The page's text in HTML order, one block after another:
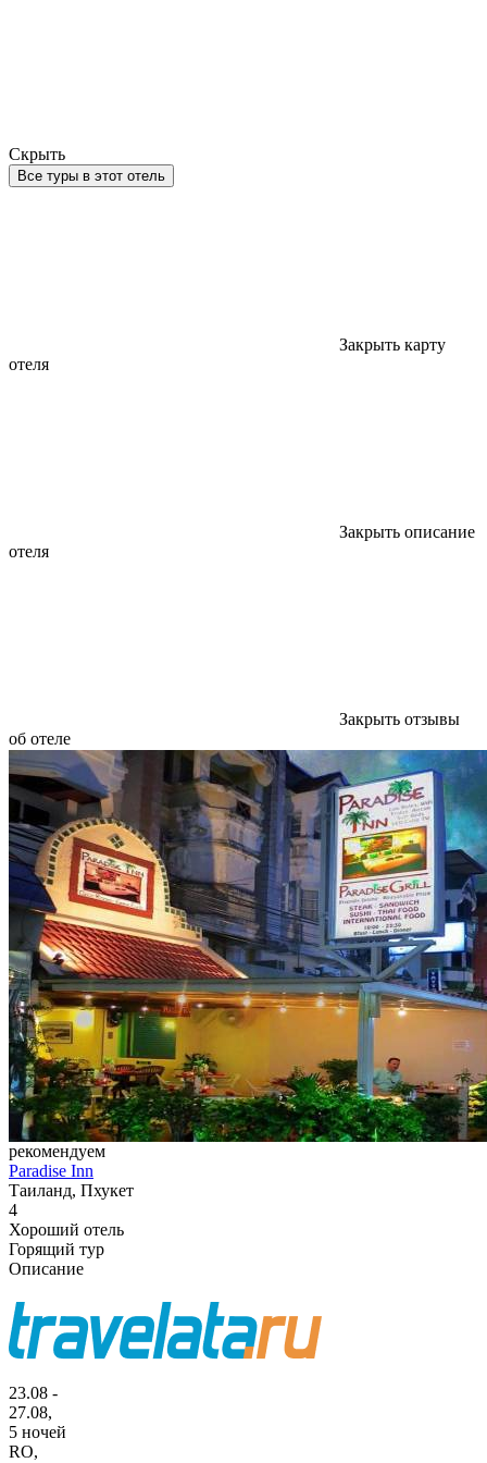
Скрыть
Все туры в этот отель
Закрыть карту
отеля
Закрыть описание
отеля
Закрыть отзывы
об отеле
рекомендуем
Paradise Inn
Таиланд, Пхукет
4
Хороший отель
Горящий тур
Описание
23.08 -
27.08,
5 ночей
RO,